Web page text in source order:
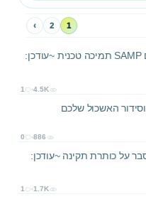
1
2
›
טופס לבקשת עזרה בפורום SAMP תמיכה טכנית ~עודכן:
1 4.5K
0 886
הסבר על כותרת תקינה ~עודכן:
1 1.7K